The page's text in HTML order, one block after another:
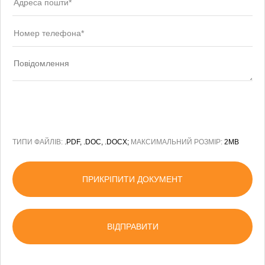
ТИПИ ФАЙЛІВ: .PDF, .DOC, .DOCX; МАКСИМАЛЬНИЙ РОЗМІР: 2MB
ПРИКРІПИТИ ДОКУМЕНТ